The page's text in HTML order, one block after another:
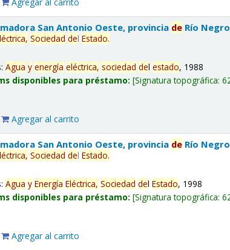
San Antonio Oeste, provincia de Río
Sociedad delEstado.
Agua y energía eléctrica, sociedad delestado, 1988
disponibles para préstamo: Signatura topográfica:
Agregar al carrito
San Antonio Oeste, provincia de Río
Sociedad delEstado.
Agua y Energía Eléctrica, Sociedad delEstado, 1998
disponibles para préstamo: Signatura topográfica:
Agregar al carrito